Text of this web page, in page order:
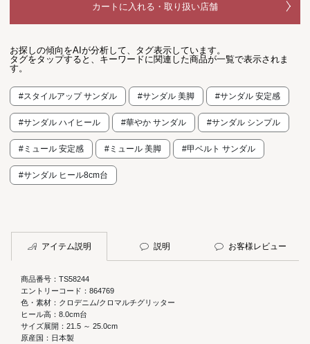
カートに入れる・取り扱い店舗
お探しの傾向をAIが分析して、タグ表示しています。
タグをタップすると、キーワードに関連した商品が一覧で表示されま
す。
#スタイルアップ サンダル #サンダル 美脚 #サンダル 安定感
#サンダル ハイヒール #華やか サンダル #サンダル シンプル
#ミュール 安定感 #ミュール 美脚 #甲ベルト サンダル
#サンダル ヒール8cm台
アイテム説明 説明 お客様レビュー
商品番号：TS58244
エントリーコード：864769
色・素材：クロデニム/クロマルチグリッター
ヒール高：8.0cm台
サイズ展開：21.5 ～ 25.0cm
原産国：日本製